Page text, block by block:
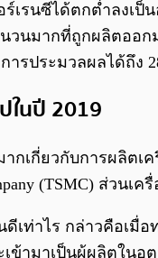
เรนซีได้ตกต่ำลงเป็
วนมากที่ถูกผลิตออก
รประมวลผลได้ถึง
ในปี 2019
กเกี่ยวกับการผลิต
(TSMC) ส่วนเค
เท่าไร กล่าวคือเมื่
เข้ามาเป็นผู้ผลิตในอุ